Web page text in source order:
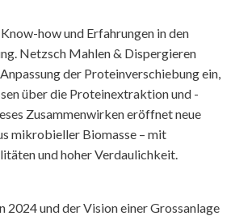
how und Erfahrungen in den
Netzsch Mahlen & Dispergieren
der Proteinverschiebung ein,
über die Proteinextraktion und -
Zusammenwirken eröffnet neue
mikrobieller Biomasse – mit
und hoher Verdaulichkeit.
und der Vision einer Grossanlage